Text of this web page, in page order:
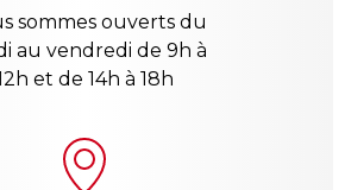
sommes ouverts du
au vendredi de 9h à
et de 14h à 18h